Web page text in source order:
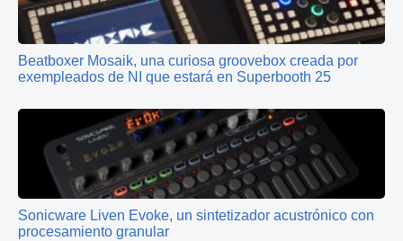
Beatboxer Mosaik, una curiosa groovebox creada por
exempleados de NI que estará en Superbooth 25
Sonicware Liven Evoke, un sintetizador acustrónico con
procesamiento granular